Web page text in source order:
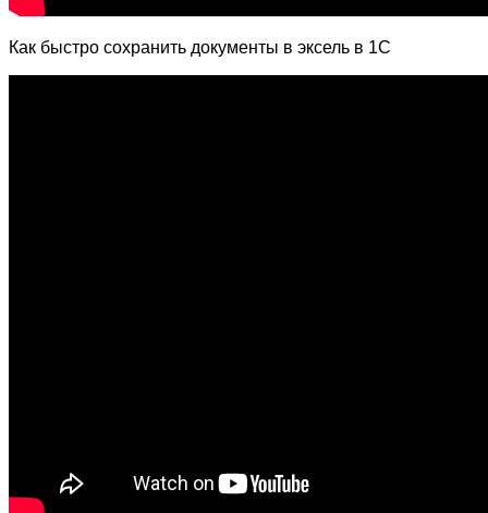
Как быстро сохранить документы в эксель в 1С